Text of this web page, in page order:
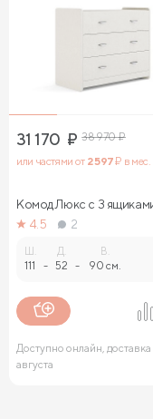
31 170 ₽ 38 970₽
или частями от 2 597₽ в мес.
Комод Люкс с 3
4.5
2
111 -
Д.
52 -
В.
90 см.
Доступно онлайн, доставка
августа